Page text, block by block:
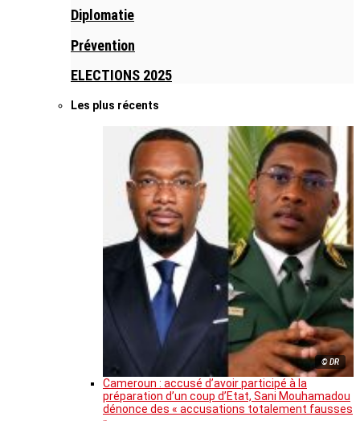
Diplomatie
Prévention
ELECTIONS 2025
Les plus récents
© DR
Cameroun : accusé d’avoir participé à la
préparation d’un coup d’Etat, Sani Mouhamadou
dénonce des « accusations totalement fausses